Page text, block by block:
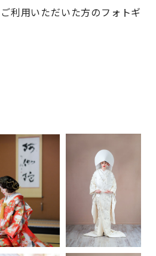
利用いただいた方のフォトギ